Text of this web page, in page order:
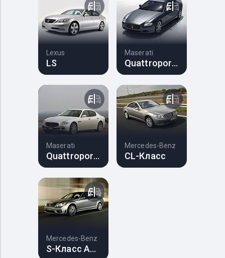
Lexus
LS
Maserati
Quattroporte
Maserati
Quattroporte
Mercedes-Benz
CL-Класс
Mercedes-Benz
S-Класс AMG